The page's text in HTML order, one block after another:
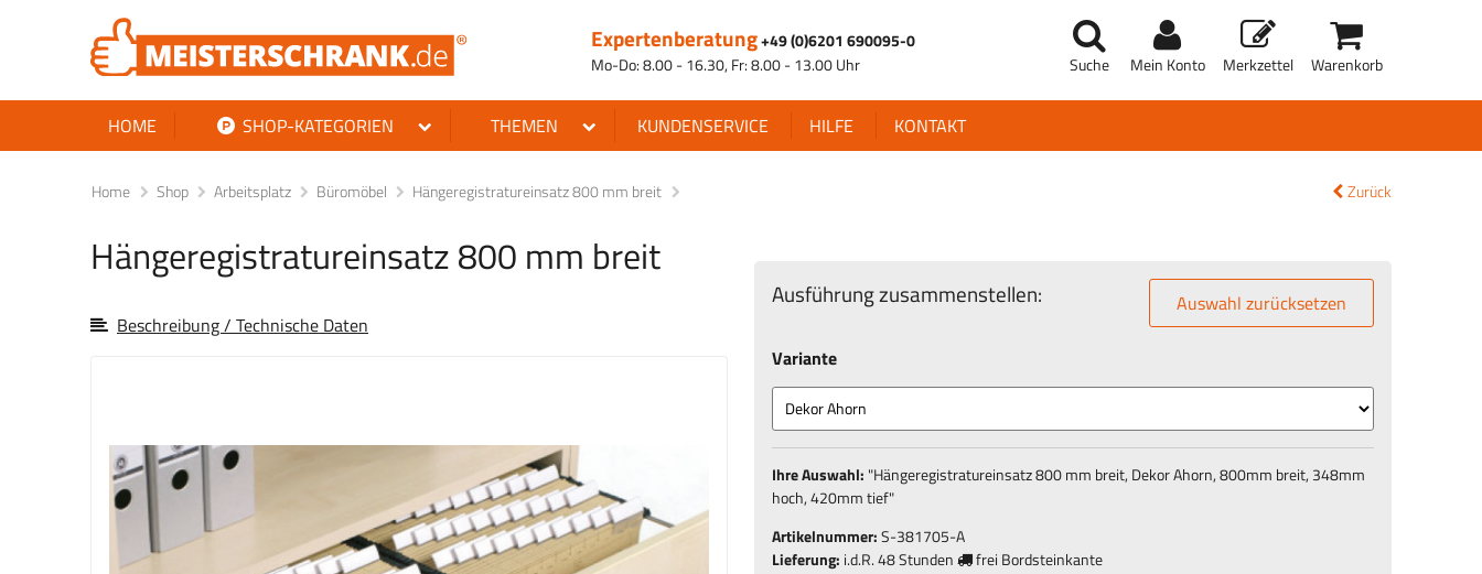
Expertenberatung+49 (0)6201 690095-0
Mo-Do: 8.00 - 16.30, Fr: 8.00 - 13.00 Uhr
Suche Mein Konto Merkzettel Warenkorb
HOME SHOP-KATEGORIEN THEMEN KUNDENSERVICE HILFE KONTAKT
Home Shop Arbeitsplatz Büromöbel Hängeregistratureinsatz 800 mm breit Zurück
Hängeregistratureinsatz 800 mm breit
Beschreibung / Technische Daten
Ausführung zusammenstellen: Auswahl zurücksetzen
Variante
Ihre Auswahl: "Hängeregistratureinsatz 800 mm breit, Dekor Ahorn, 800mm breit, 348mm
hoch, 420mm tief"
Artikelnummer:S-381705-A
Lieferung: i.d.R.48 Stunden frei Bordsteinkante